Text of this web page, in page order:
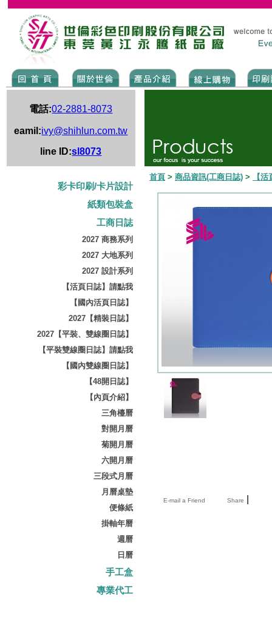
電話:02-2881-8073
eamil:ivy@shihlun.com.tw
line ID:sl8073
彩卡印刷/卡片設計
紙類包裝盒
工商日誌
2027 商務系列
2027 大地系列
2027 設計系列
【活頁日誌】請點我
【國內活頁日誌】
2027【精裝日誌】
2027【平裝、雙線圈日誌】
【平裝雙線圈日誌】請點我
【國內雙線圈日誌】
【48開日誌】
【內頁介紹】
三角檯曆
對開月曆
菊開月曆
六開月曆
三段式月曆
月曆桌墊
便條紙
掛軸年曆
週曆
日曆
手工盒
專業代工
首頁 > 商品資訊(工商日誌) > 【
E-mail a Friend Share